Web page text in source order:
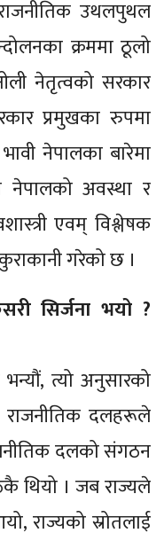
उथलपुथल
क्रममा ठूलो
नेतृत्वको सरकार
प्रमुखका रुपमा
नेपालका बारेमा
अवस्था र
एवम् विश्लेषक
गरेको छ ।
सिर्जना भयो ?
त्यो अनुसारको
दलहरूले
दलको संगठन
थियो । जब राज्यले
राज्यको स्रोतलाई